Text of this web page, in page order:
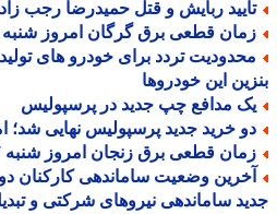
ربایش و قتل حمیدرضا رجب زاده
قطعی برق گرگان امروز شنبه 17 مرداد (خاموشی برق)
این خودروها
مدافع چپ جدید در پرسپولیس
خرید جدید پرسپولیس نهایی شد؛
قطعی برق زنجان امروز شنبه 17 مرداد (خاموشی برق)
ساماندهی نیروهای شرکتی و تبدیل